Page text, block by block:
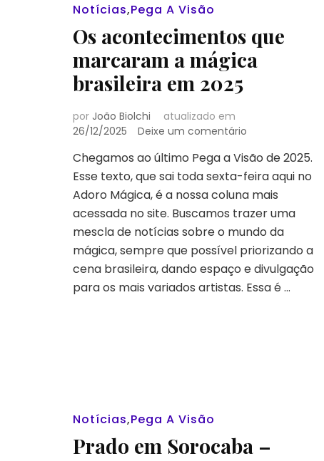
a
Visão
Notícias,Pega A Visão
Os acontecimentos que
marcaram a mágica
brasileira em 2025
por João Biolchi
atualizado em
26/12/2025
Deixe um comentário
acontecimentos
que
marcaram
mágica
brasileira
em
2025
Chegamos ao último Pega a Visão de 2025.
Esse texto, que sai toda sexta-feira aqui no
Adoro Mágica, é a nossa coluna mais
acessada no site. Buscamos trazer uma
mescla de notícias sobre o mundo da
mágica, sempre que possível priorizando a
cena brasileira, dando espaço e divulgação
para os mais variados artistas. Essa é …
Notícias,Pega A Visão
Prado em Sorocaba –